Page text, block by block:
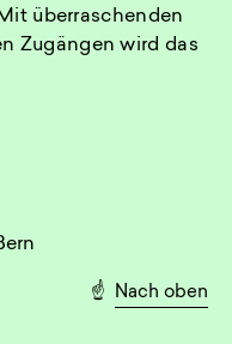
überraschenden
Zugängen wird das
☝️ Nach oben